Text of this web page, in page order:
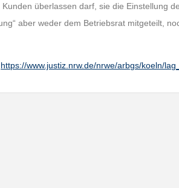
überlassen darf, sie die Einstellung
aber weder dem Betriebsrat mitgeteilt,
https://www.justiz.nrw.de/nrwe/arbgs/koeln/